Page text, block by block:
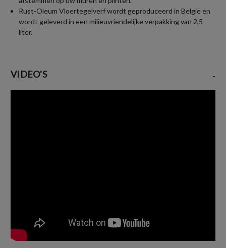
Rust-Oleum Vloertegelverf wordt geproduceerd in België en
wordt geleverd in een milieuvriendelijke verpakking van 2,5
liter.
VIDEO'S -